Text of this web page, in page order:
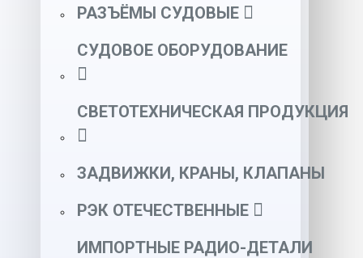
РАЗЪЁМЫ СУДОВЫЕ
СУДОВОЕ ОБОРУДОВАНИЕ
СВЕТОТЕХНИЧЕСКАЯ ПРОДУКЦИЯ
ЗАДВИЖКИ, КРАНЫ, КЛАПАНЫ
РЭК ОТЕЧЕСТВЕННЫЕ
ИМПОРТНЫЕ РАДИО-ДЕТАЛИ